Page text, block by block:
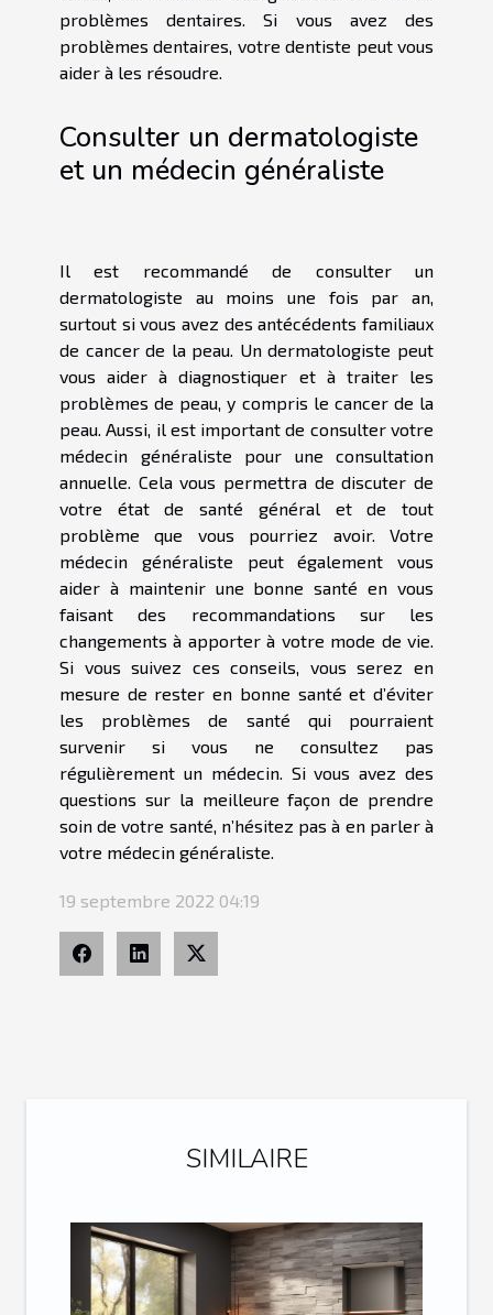
problèmes dentaires. Si vous avez des
problèmes dentaires, votre dentiste peut vous
aider à les résoudre.
Consulter un dermatologiste
et un médecin généraliste
Il est recommandé de consulter un
dermatologiste au moins une fois par an,
surtout si vous avez des antécédents familiaux
de cancer de la peau. Un dermatologiste peut
vous aider à diagnostiquer et à traiter les
problèmes de peau, y compris le cancer de la
peau. Aussi, il est important de consulter votre
médecin généraliste pour une consultation
annuelle. Cela vous permettra de discuter de
votre état de santé général et de tout
problème que vous pourriez avoir. Votre
médecin généraliste peut également vous
aider à maintenir une bonne santé en vous
faisant des recommandations sur les
changements à apporter à votre mode de vie.
Si vous suivez ces conseils, vous serez en
mesure de rester en bonne santé et d’éviter
les problèmes de santé qui pourraient
survenir si vous ne consultez pas
régulièrement un médecin. Si vous avez des
questions sur la meilleure façon de prendre
soin de votre santé, n’hésitez pas à en parler à
votre médecin généraliste.
19 septembre 2022 04:19
SIMILAIRE